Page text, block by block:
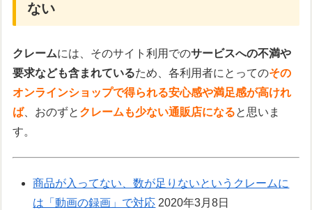
ない
クレームには、そのサイト利用でのサービスへの不満や
要求なども含まれているため、各利用者にとってのその
オンラインショップで得られる安心感や満足感が高けれ
ば、おのずと クレームも少ない通販店になると思いま
す。
商品が入ってない、数が足りないというクレームに
は「動画の録画」で対応 2020年3月8日